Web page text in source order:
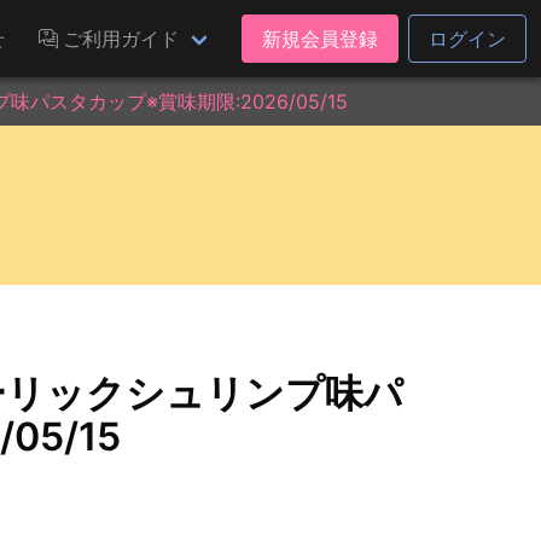
ご利用ガイド 新規会員登録 ログイン
味パスタカップ※賞味期限:2026/05/15
ックシュリンプ味パ
05/15